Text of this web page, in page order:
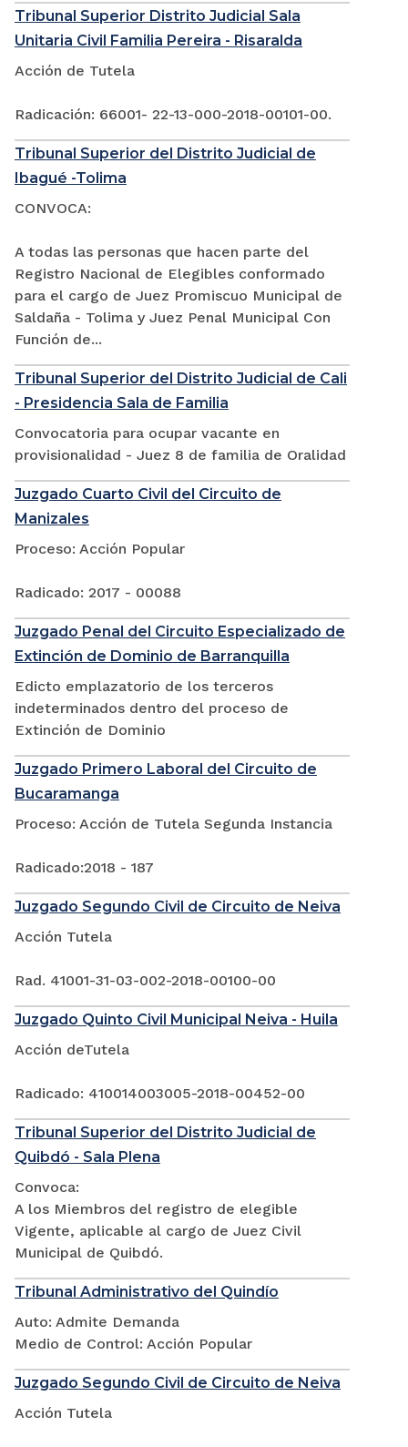
Tribunal Superior Distrito Judicial Sala
Unitaria Civil Familia Pereira - Risaralda
Acción de Tutela
Radicación: 66001- 22-13-000-2018-00101-00.
Tribunal Superior del Distrito Judicial de
Ibagué -Tolima
CONVOCA:
A todas las personas que hacen parte del
Registro Nacional de Elegibles conformado
para el cargo de Juez Promiscuo Municipal de
Saldaña - Tolima y Juez Penal Municipal Con
Función de...
Tribunal Superior del Distrito Judicial de Cali
- Presidencia Sala de Familia
Convocatoria para ocupar vacante en
provisionalidad - Juez 8 de familia de Oralidad
Juzgado Cuarto Civil del Circuito de
Manizales
Proceso: Acción Popular
Radicado: 2017 - 00088
Juzgado Penal del Circuito Especializado de
Extinción de Dominio de Barranquilla
Edicto emplazatorio de los terceros
indeterminados dentro del proceso de
Extinción de Dominio
Juzgado Primero Laboral del Circuito de
Bucaramanga
Proceso: Acción de Tutela Segunda Instancia
Radicado:2018 - 187
Juzgado Segundo Civil de Circuito de Neiva
Acción Tutela
Rad. 41001-31-03-002-2018-00100-00
Juzgado Quinto Civil Municipal Neiva - Huila
Acción deTutela
Radicado: 410014003005-2018-00452-00
Tribunal Superior del Distrito Judicial de
Quibdó - Sala Plena
Convoca:
A los Miembros del registro de elegible
Vigente, aplicable al cargo de Juez Civil
Municipal de Quibdó.
Tribunal Administrativo del Quindío
Auto: Admite Demanda
Medio de Control: Acción Popular
Juzgado Segundo Civil de Circuito de Neiva
Acción Tutela